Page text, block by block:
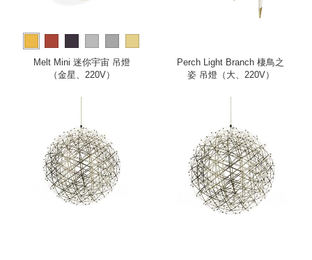
more
Melt Mini 迷你宇宙 吊燈
（金星、220V）
Perch Light Branch 棲鳥之
姿 吊燈（大、220V）